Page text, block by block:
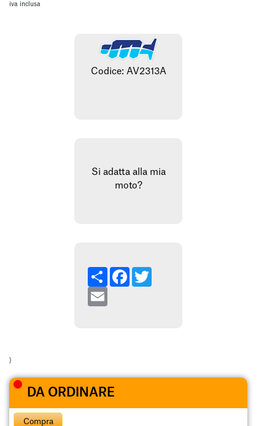
iva inclusa
Codice: AV2313A
Si adatta alla mia
moto?
Condividi
Facebook
Email
}
DA ORDINARE
Compra